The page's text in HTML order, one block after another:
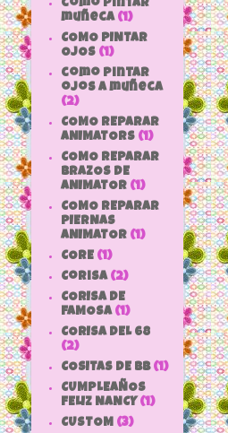
como pintar
muñeca (1)
COMO PINTAR
OJOS (1)
como pintar
ojos a muñeca
(2)
COMO REPARAR
ANIMATORS (1)
COMO REPARAR
BRAZOS DE
ANIMATOR (1)
COMO REPARAR
PIERNAS
ANIMATOR (1)
CORE (1)
Corisa (2)
CORISA DE
FAMOSA (1)
CORISA DEL 68
(2)
COSITAS DE bb (1)
CUMPLEAÑOS
FELIZ NANCY (1)
CUSTOM (3)